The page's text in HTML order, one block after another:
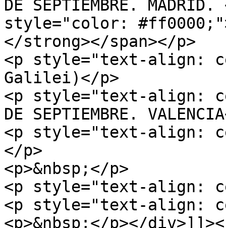
DE SEPTIEMBRE.
style="color:
</strong></span></p>
<p style="text-align:
Galilei)</p>
<p style="text-align:
DE SEPTIEMBRE.
<p style="text-align:
</p>
<p>&nbsp;</p>
<p style="text-align:
<p style="text-align:
<p>&nbsp;</p></